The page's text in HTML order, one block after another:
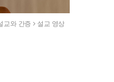
교와 간증 설교 영상